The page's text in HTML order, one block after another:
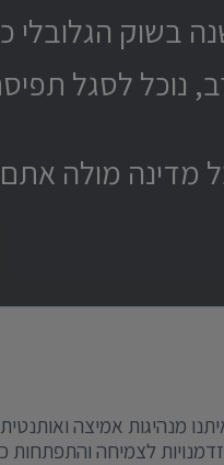
נוכל לסגל
מדינה מולה
מנהיגות אמיצה
לצמיחה והתפתחות